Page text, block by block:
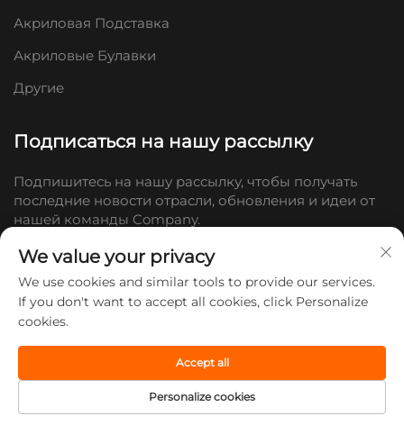
Акриловая Подставка
Акриловые Булавки
Другие
Подписаться на нашу рассылку
Подпишитесь на нашу рассылку, чтобы получать
последние новости отрасли, обновления и идеи от
нашей команды Company.
Все права защищены. -
We value your privacy
We use cookies and similar tools to provide our services.
If you don't want to accept all cookies, click Personalize
cookies.
Personalize cookies
Accept all